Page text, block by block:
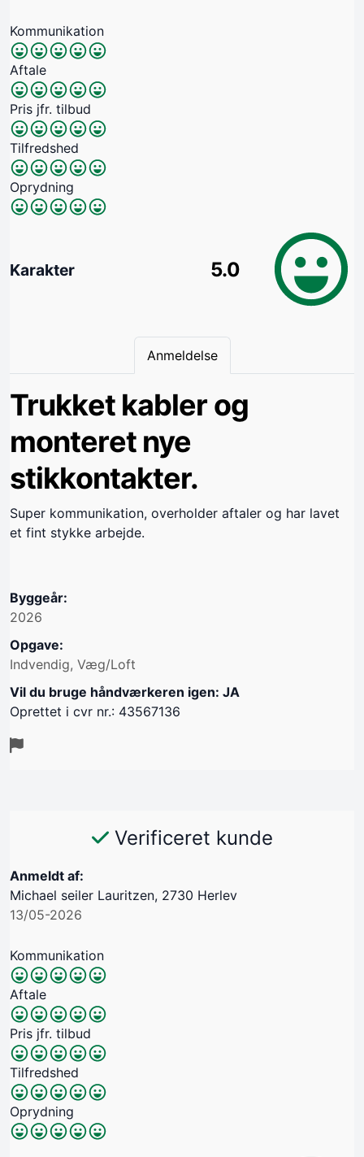
Kommunikation
Aftale
Pris jfr. tilbud
Tilfredshed
Oprydning
Karakter 5.0
Anmeldelse
Trukket kabler og
monteret nye
stikkontakter.
Super kommunikation, overholder aftaler og har lavet
et fint stykke arbejde.
Byggeår:
2026
Opgave:
Indvendig, Væg/Loft
Vil du bruge håndværkeren igen: JA
Oprettet i cvr nr.: 43567136
Verificeret kunde
Anmeldt af:
Michael seiler Lauritzen, 2730 Herlev
13/05-2026
Kommunikation
Aftale
Pris jfr. tilbud
Tilfredshed
Oprydning